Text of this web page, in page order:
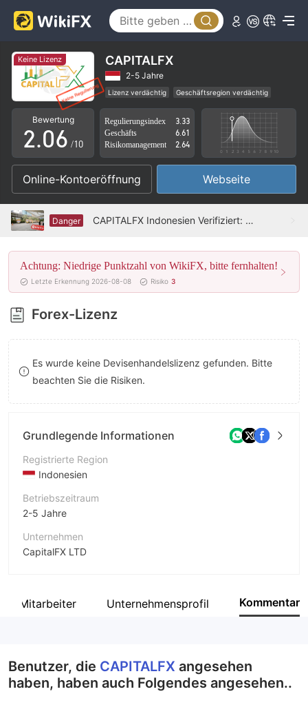
Keine Lizenz CAPITALFX
2-5 Jahre
Lizenz verdächtig
Geschäftsregion verdächtig
Hohes potenzielles Risiko
Bewertung
0
1
2
3
4
5
6
7
8
9
.0
1
2
3
4
5
6
7
8
9
2
3
4
5
6
7
8
9
/10
Regulierungsindex
3.33
Geschäfts
6.61
Risikomanagement
2.64
Online-Kontoeröffnung Webseite
Danger CAPITALFX Indonesien Verifiziert: Keine physische Präsenz gefunden
Achtung: Niedrige Punktzahl von WikiFX, bitte fernhalten!
Letzte Erkennung 2026-08-08 Risiko 3
Forex-Lizenz
Es wurde keine Devisenhandelslizenz gefunden. Bitte
beachten Sie die Risiken.
Grundlegende Informationen
Registrierte Region
Indonesien
Betriebszeitraum
2-5 Jahre
Unternehmen
CapitalFX LTD
Mitarbeiter Unternehmensprofil Kommentar
Benutzer, die CAPITALFX angesehen
haben, haben auch Folgendes angesehen..